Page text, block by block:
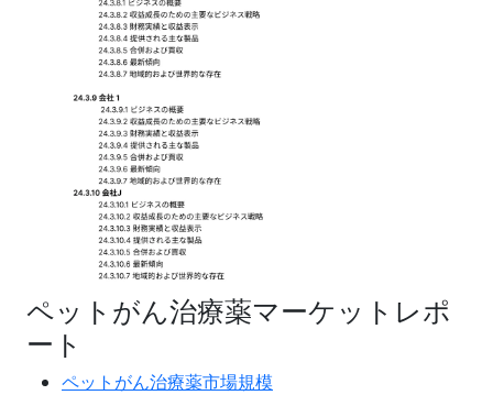
ペットがん治療薬マーケットレポ
ート
ペットがん治療薬市場規模